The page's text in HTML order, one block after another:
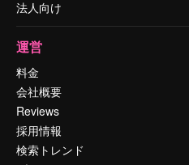
法人向け
運営
料金
会社概要
Reviews
採用情報
検索トレンド